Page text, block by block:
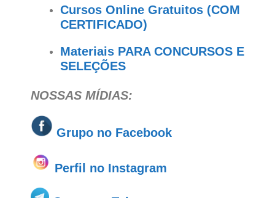
Cursos Online Gratuitos (COM
CERTIFICADO)
Materiais PARA CONCURSOS E
SELEÇÕES
NOSSAS MÍDIAS:
Grupo no Facebook
Perfil no Instagram